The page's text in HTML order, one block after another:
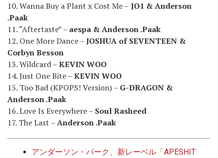
10. Wanna Buy a Plant x Cost Me – JO1 & Anderson
.Paak
11. “Aftertaste” – aespa & Anderson .Paak
12. One More Dance –JOSHUA of SEVENTEEN &
Corbyn Besson
13. Wildcard –KEVIN WOO
14. Just One Bite –KEVIN WOO
15. Too Bad (KPOPS! Version) – G-DRAGON &
Anderson .Paak
16. Love Is Everywhere – Soul Rasheed
17. The Last –Anderson .Paak
アンダーソン・パーク、新レーベル「APESHIT